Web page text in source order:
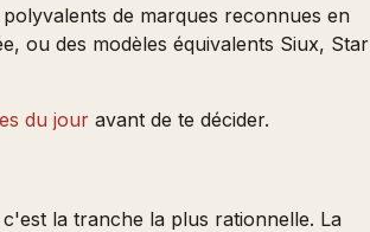
de marques reconnues en
ou des modèles équivalents Siux, Star
du jour avant de te décider.
la tranche la plus rationnelle. La